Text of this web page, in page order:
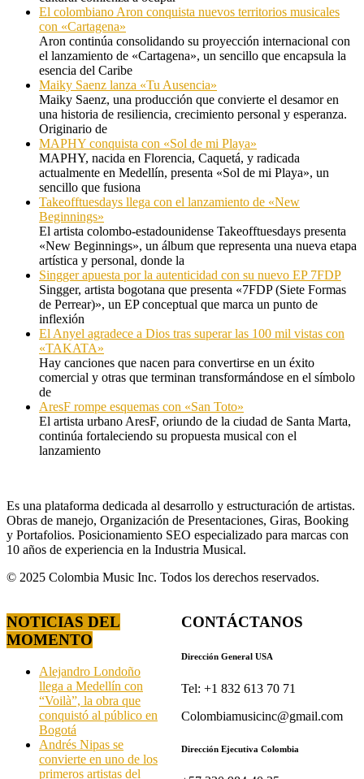
El colombiano Aron conquista nuevos territorios musicales
con «Cartagena»
Aron continúa consolidando su proyección internacional con
el lanzamiento de «Cartagena», un sencillo que encapsula la
esencia del Caribe
Maiky Saenz lanza «Tu Ausencia»
Maiky Saenz, una producción que convierte el desamor en
una historia de resiliencia, crecimiento personal y esperanza.
Originario de
MAPHY conquista con «Sol de mi Playa»
MAPHY, nacida en Florencia, Caquetá, y radicada
actualmente en Medellín, presenta «Sol de mi Playa», un
sencillo que fusiona
Takeofftuesdays llega con el lanzamiento de «New
Beginnings»
El artista colombo-estadounidense Takeofftuesdays presenta
«New Beginnings», un álbum que representa una nueva etapa
artística y personal, donde la
Singger apuesta por la autenticidad con su nuevo EP 7FDP
Singger, artista bogotana que presenta «7FDP (Siete Formas
de Perrear)», un EP conceptual que marca un punto de
inflexión
El Anyel agradece a Dios tras superar las 100 mil vistas con
«TAKATA»
Hay canciones que nacen para convertirse en un éxito
comercial y otras que terminan transformándose en el símbolo
de
AresF rompe esquemas con «San Toto»
El artista urbano AresF, oriundo de la ciudad de Santa Marta,
continúa fortaleciendo su propuesta musical con el
lanzamiento
Es una plataforma dedicada al desarrollo y estructuración de artistas.
Obras de manejo, Organización de Presentaciones, Giras, Booking
y Portafolios. Posicionamiento SEO especializado para marcas con
10 años de experiencia en la Industria Musical.
© 2025 Colombia Music Inc. Todos los derechos reservados.
NOTICIAS DEL
MOMENTO
Alejandro Londoño
llega a Medellín con
“Voilà”, la obra que
conquistó al público en
Bogotá
Andrés Nipas se
convierte en uno de los
primeros artistas del
CONTÁCTANOS
Dirección General USA
Tel: +1 832 613 70 71
Colombiamusicinc@gmail.com
Dirección Ejecutiva Colombia